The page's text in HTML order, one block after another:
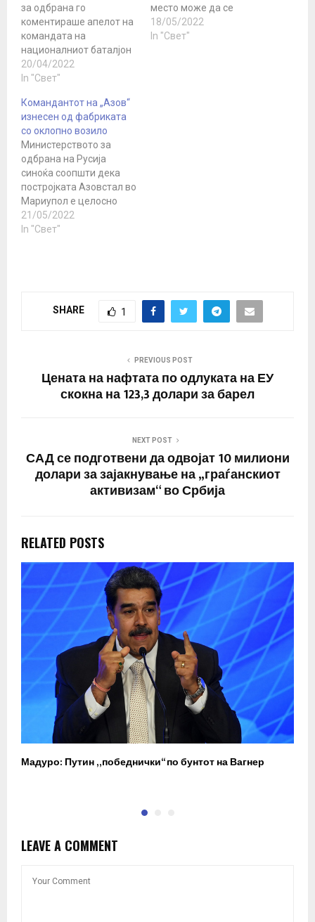
за одбрана го
коментираше апелот на
командата на
националниот баталјон
Азов до лидерите на
САД, Велика Британија
евакуација од
фабриката Азовстал во
Мариупол. „Одделно ја
информираме
командата на
националистичкиот
баталјон „Азов“, која
упати видео порака до
светската заедница,
вклучително и лидерите
20/04/2022
In "Свет"
место може да се
подигне парк зона или
технопарк. Ова беше
18/05/2022
In "Свет"
Командантот на „Азов“
изнесен од фабриката
со оклопно возило
Министерството за
одбрана на Русија
синоќа соопшти дека
постројката Азовстал во
Мариупол е целосно
ослободена и дека
министерот за одбрана
соопштението се
„целосно ослободување
украинските
милитанти“.…
21/05/2022
In "Свет"
SHARE 1
PREVIOUS POST
Цената на нафтата по одлуката на ЕУ
скокна на 123,3 долари за барел
NEXT POST
САД се подготвени да одвојат 10 милиони
долари за зајакнување на „граѓанскиот
активизам“ во Србија
RELATED POSTS
Мадуро: Путин „победнички“ по бунтот на Вагнер
LEAVE A COMMENT